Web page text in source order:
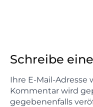
Schreibe
Ihre E-Mail-
Kommentar wird
gegebenenfalls